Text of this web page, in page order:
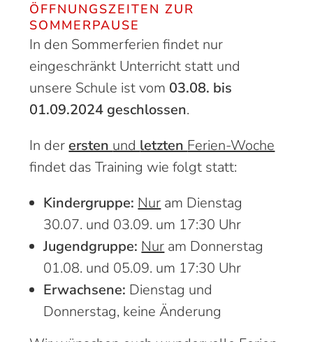
ÖFFNUNGSZEITEN ZUR
SOMMERPAUSE
In den Sommerferien findet nur
eingeschränkt Unterricht statt und
unsere Schule ist vom 03.08. bis
01.09.2024 geschlossen.
In derersten und letzten Ferien-Woche
findet das Training wie folgt statt:
Kindergruppe: Nur am Dienstag
30.07. und 03.09. um 17:30 Uhr
Jugendgruppe: Nur am Donnerstag
01.08. und 05.09. um 17:30 Uhr
Erwachsene: Dienstag und
Donnerstag, keine Änderung